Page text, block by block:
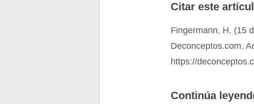
Citar este
Fingermann, H. (15
Deconceptos.com.
https://
Continúa